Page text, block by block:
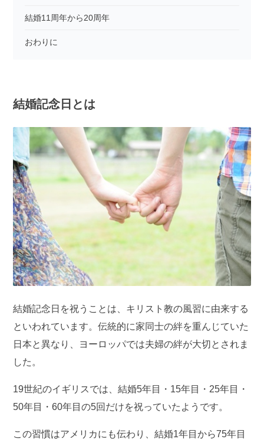
結婚11周年から20周年
おわりに
結婚記念日とは
結婚記念日を祝うことは、キリスト教の風習に由来する
といわれています。伝統的に家同士の絆を重んじていた
日本と異なり、ヨーロッパでは夫婦の絆が大切とされま
した。
19世紀のイギリスでは、結婚5年目・15年目・25年目・
50年目・60年目の5回だけを祝っていたようです。
この習慣はアメリカにも伝わり、結婚1年目から75年目